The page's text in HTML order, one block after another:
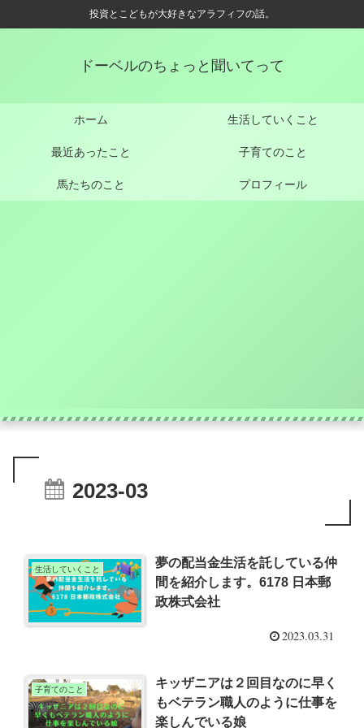
投資とこどもが大好きなアラフィフの話。
ドーベルのちょっと聞いてって
ホーム 生活していくこと
最近あったこと 子育てのこと
馬たちのこと プロフィール
2023-03
生活していくこと
夢の配当金生活を託している仲
間を紹介します。6178 日本郵
政株式会社
2023.03.31
子育てのこと
キッザニアは２回目なのに早く
もベテラン職人のように仕事を
楽しんでいる娘